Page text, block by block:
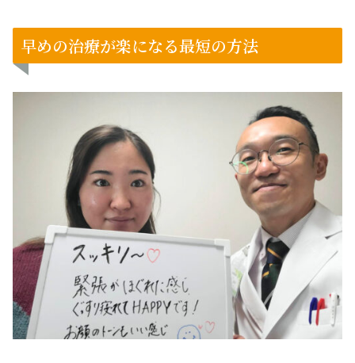
早めの治療が楽になる最短の方法